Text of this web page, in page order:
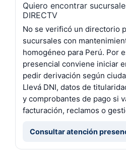
Quiero encontrar
DIRECTV
No se verificó un directorio
sucursales con
homogéneo para Perú. Por
presencial conviene iniciar
pedir derivación según
Llevá DNI, datos de
y comprobantes de pago si
facturación, reclamos o
Consultar atención